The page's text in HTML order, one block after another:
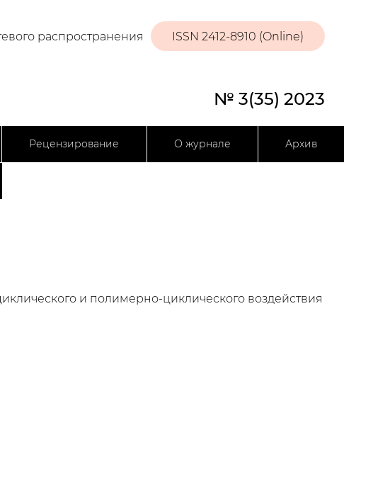
ISSN 2412-8910 (Online)
распространения
№ 3(35) 2023
Рецензирование О журнале Архив
и полимерно-циклического воздействия